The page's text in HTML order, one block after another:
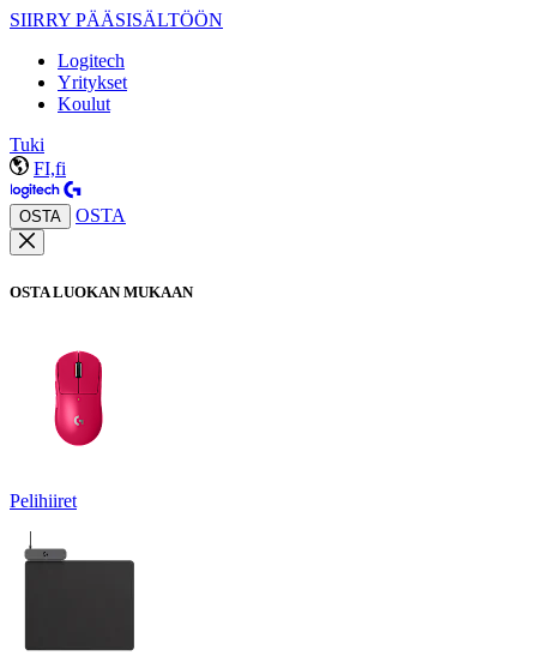
SIIRRY PÄÄSISÄLTÖÖN
Logitech
Yritykset
Koulut
Tuki
FI,fi
OSTA OSTA
OSTA LUOKAN MUKAAN
Pelihiiret